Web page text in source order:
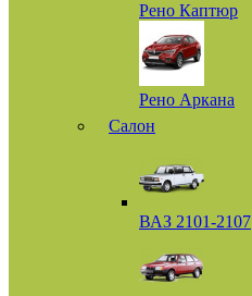
Рено Каптюр
Рено Аркана
Салон
ВАЗ 2101-2107